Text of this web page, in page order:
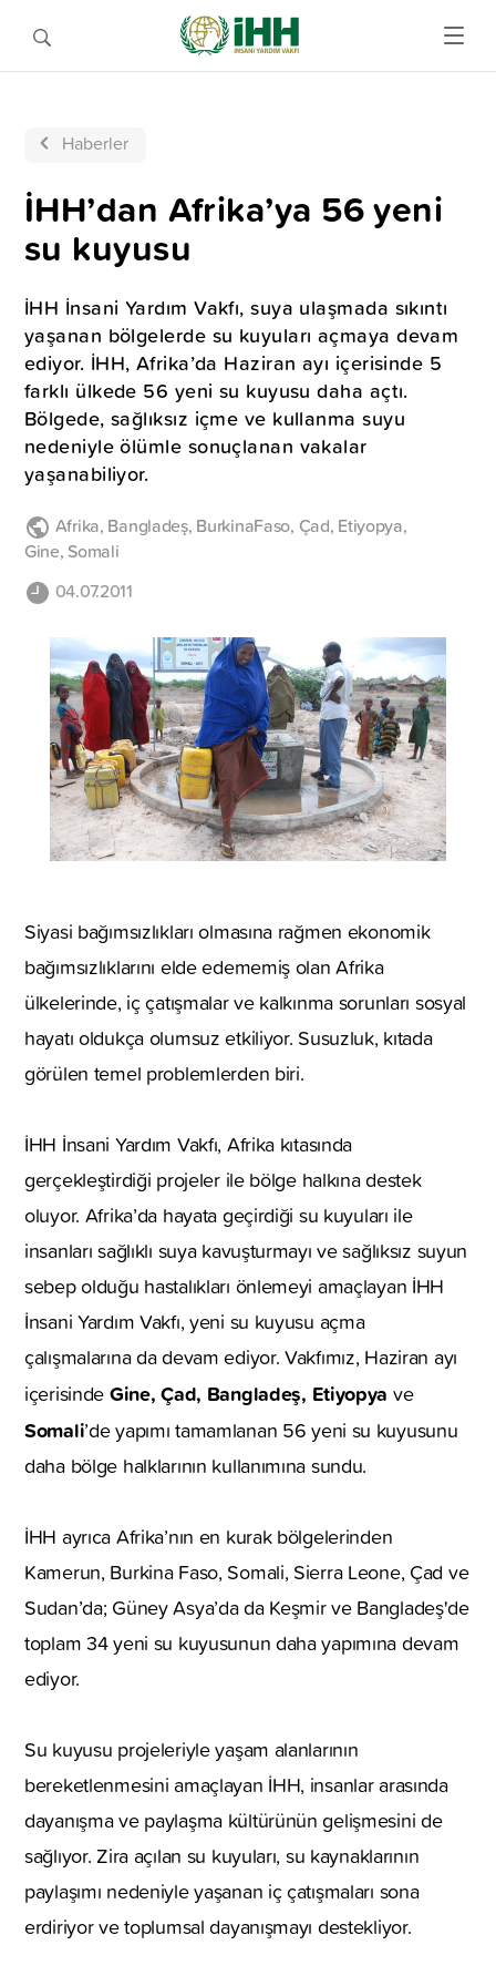
Haberler
İHH’dan Afrika’ya 56 yeni
su kuyusu
İHH İnsani Yardım Vakfı, suya ulaşmada sıkıntı
yaşanan bölgelerde su kuyuları açmaya devam
ediyor. İHH, Afrika’da Haziran ayı içerisinde 5
farklı ülkede 56 yeni su kuyusu daha açtı.
Bölgede, sağlıksız içme ve kullanma suyu
nedeniyle ölümle sonuçlanan vakalar
yaşanabiliyor.
Afrika, Bangladeş, BurkinaFaso, Çad, Etiyopya,
Gine, Somali
04.07.2011
Siyasi bağımsızlıkları olmasına rağmen ekonomik
bağımsızlıklarını elde edememiş olan Afrika
ülkelerinde, iç çatışmalar ve kalkınma sorunları sosyal
hayatı oldukça olumsuz etkiliyor. Susuzluk, kıtada
görülen temel problemlerden biri.
İHH İnsani Yardım Vakfı, Afrika kıtasında
gerçekleştirdiği projeler ile bölge halkına destek
oluyor. Afrika’da hayata geçirdiği su kuyuları ile
insanları sağlıklı suya kavuşturmayı ve sağlıksız suyun
sebep olduğu hastalıkları önlemeyi amaçlayan İHH
İnsani Yardım Vakfı, yeni su kuyusu açma
çalışmalarına da devam ediyor. Vakfımız, Haziran ayı
içerisinde Gine, Çad, Bangladeş, Etiyopya ve
Somali’de yapımı tamamlanan 56 yeni su kuyusunu
daha bölge halklarının kullanımına sundu.
İHH ayrıca Afrika’nın en kurak bölgelerinden
Kamerun, Burkina Faso, Somali, Sierra Leone, Çad ve
Sudan’da; Güney Asya’da da Keşmir ve Bangladeş'de
toplam 34 yeni su kuyusunun daha yapımına devam
ediyor.
Su kuyusu projeleriyle yaşam alanlarının
bereketlenmesini amaçlayan İHH, insanlar arasında
dayanışma ve paylaşma kültürünün gelişmesini de
sağlıyor. Zira açılan su kuyuları, su kaynaklarının
paylaşımı nedeniyle yaşanan iç çatışmaları sona
erdiriyor ve toplumsal dayanışmayı destekliyor.